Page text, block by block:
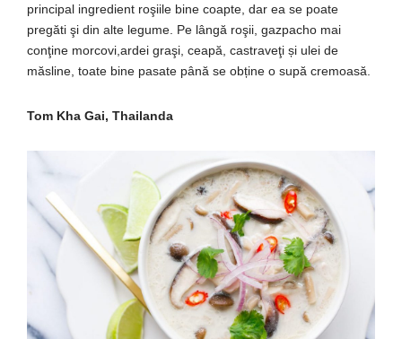
principal ingredient roşiile bine coapte, dar ea se poate
pregăti şi din alte legume. Pe lângă roşii, gazpacho mai
conţine morcovi,ardei graşi, ceapă, castraveţi și ulei de
măsline, toate bine pasate până se obține o supă cremoasă.
Tom Kha Gai, Thailanda